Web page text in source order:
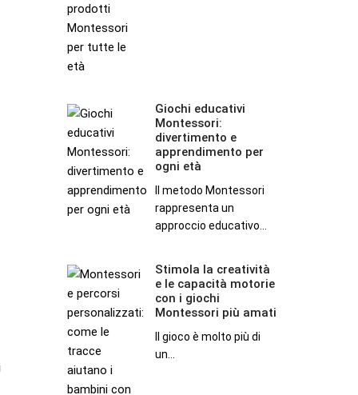
Giochi
educativi
Montessori:
divertimento
e
apprendimento
per
età
Giochi educativi
Montessori:
divertimento e
apprendimento per
ogni età
Il metodo Montessori
rappresenta un
approccio educativo...
Stimola
creatività
Stimola la creatività
e le capacità motorie
con i giochi
Montessori più amati
Il gioco è molto più di
un...